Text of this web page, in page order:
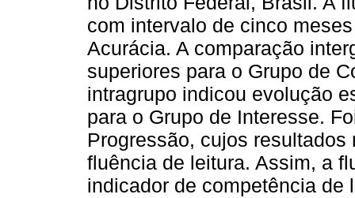
com intervalo de cinco
Acurácia. A comparação
superiores para o Grupo de
intragrupo indicou evolução
para o Grupo de Interesse.
Progressão, cujos
fluência de leitura. Assim, a
indicador de competência de